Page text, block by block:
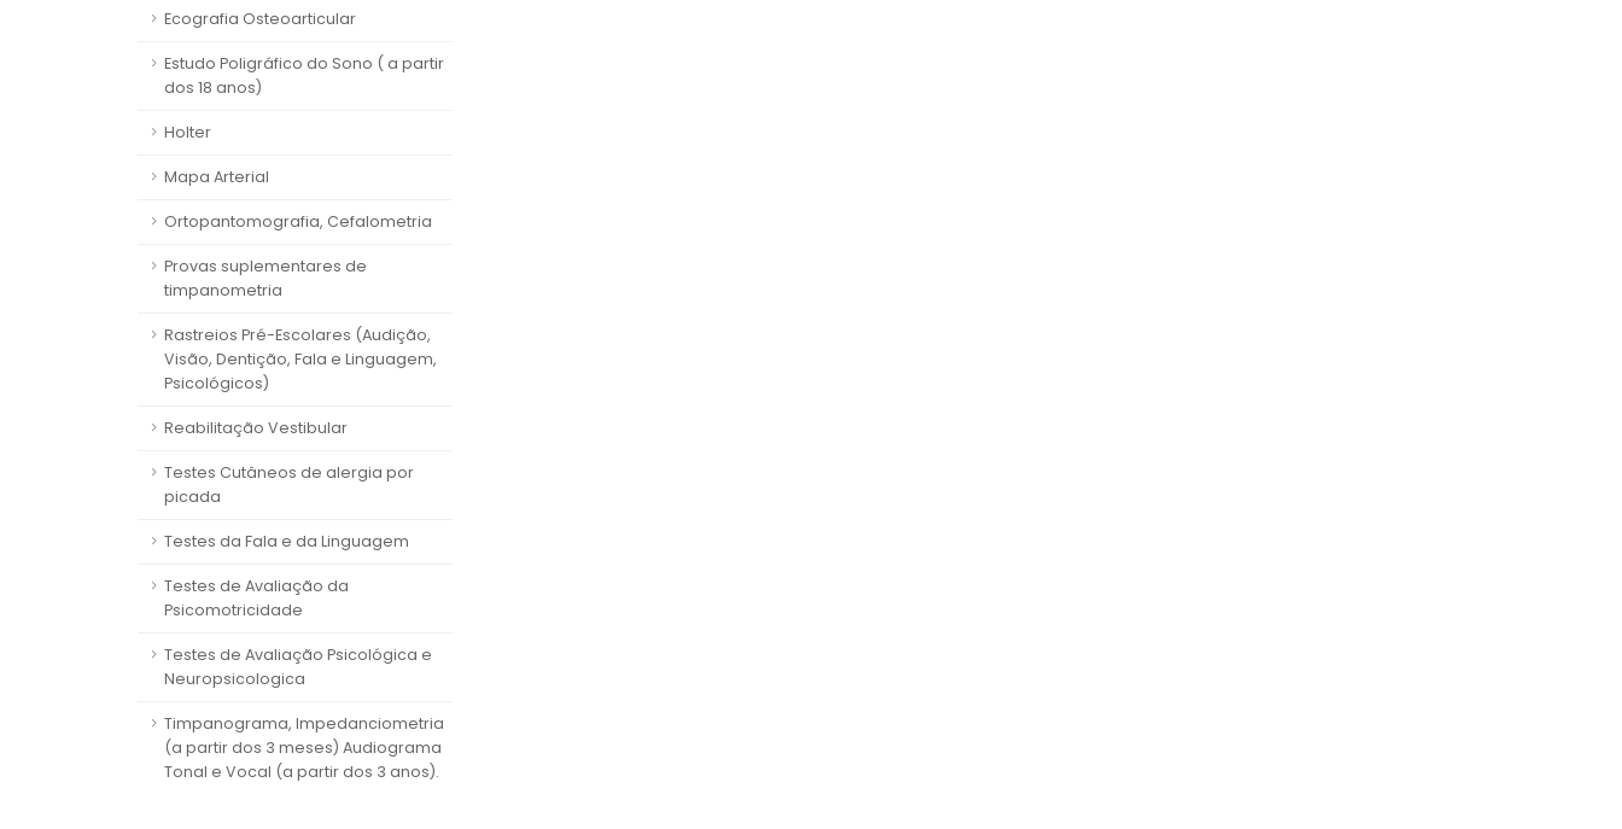
Ecografia Osteoarticular
Estudo Poligráfico do Sono ( a partir
dos 18 anos)
Holter
Mapa Arterial
Ortopantomografia, Cefalometria
Provas suplementares de
timpanometria
Rastreios Pré-Escolares (Audição,
Visão, Dentição, Fala e Linguagem,
Psicológicos)
Reabilitação Vestibular
Testes Cutâneos de alergia por
picada
Testes da Fala e da Linguagem
Testes de Avaliação da
Psicomotricidade
Testes de Avaliação Psicológica e
Neuropsicologica
Timpanograma, Impedanciometria
(a partir dos 3 meses) Audiograma
Tonal e Vocal (a partir dos 3 anos).